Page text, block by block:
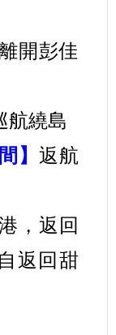
開彭佳
航繞島
】 返航
，返回
返回甜